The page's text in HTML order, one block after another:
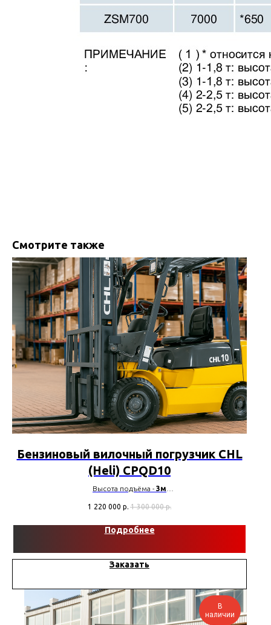
Смотрите также
Бензиновый вилочный погрузчик CHL
(Heli) CPQD10
Высота подъёма - 3м
Тип шин -Пневматические
1 220 000 р. 1 300 000 р.
Подробнее
Заказать
В
наличии